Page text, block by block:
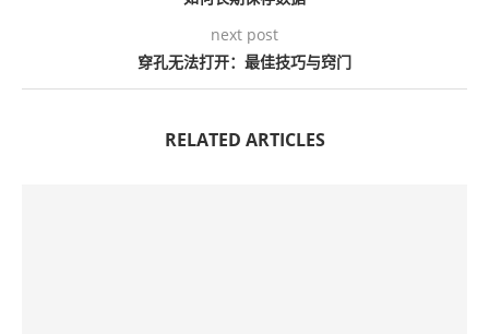
next post
穿孔无法打开：最佳技巧与窍门
RELATED ARTICLES